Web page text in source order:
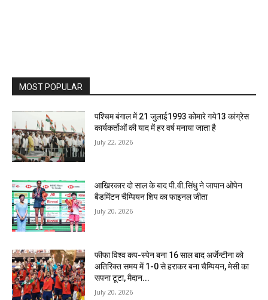
MOST POPULAR
पश्चिम बंगाल में 21 जुलाई1993 कोमारे गये13 कांग्रेस
कार्यकर्तोओं की याद में हर वर्ष मनाया जाता है
July 22, 2026
आखिरकार दो साल के बाद पी.वी.सिंधु ने जापान ओपेन
बैडमिंटन चैम्पियन शिप का फाइनल जीता
July 20, 2026
फीफा विश्व कप-स्पेन बना 16 साल बाद अर्जेन्टीना को
अतिरिक्त समय में 1-0 से हराकर बना चैम्पियन, मेसी का
सपना टूटा, मैदान...
July 20, 2026